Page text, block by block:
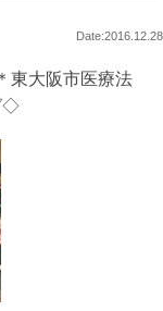
Date:2016.12.28
東大阪市医療法
◇